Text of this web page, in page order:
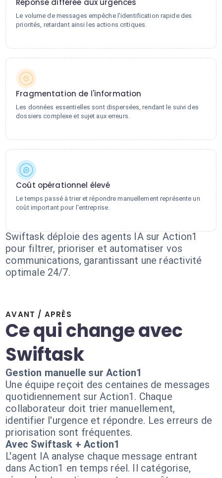
Réponse différée aux urgences
Le volume de messages empêche l'identification rapide des
priorités, retardant ainsi les actions critiques.
Fragmentation de l'information
Les données essentielles sont dispersées, rendant le suivi des
dossiers complexe et sujet aux erreurs.
Coût opérationnel élevé
Le temps passé à trier et répondre manuellement représente un
coût important pour l'entreprise.
Swiftask déploie des agents IA sur Action1
pour filtrer, prioriser et automatiser vos
communications, garantissant une réactivité
optimale 24/7.
AVANT / APRÈS
Ce qui change avec
Swiftask
Gestion manuelle sur Action1
Une équipe reçoit des centaines de messages
quotidiennement sur Action1. Chaque
collaborateur doit trier manuellement,
identifier l'urgence et répondre. Les erreurs de
priorisation sont fréquentes.
Avec Swiftask + Action1
L'agent IA analyse chaque message entrant
dans Action1 en temps réel. Il catégorise,